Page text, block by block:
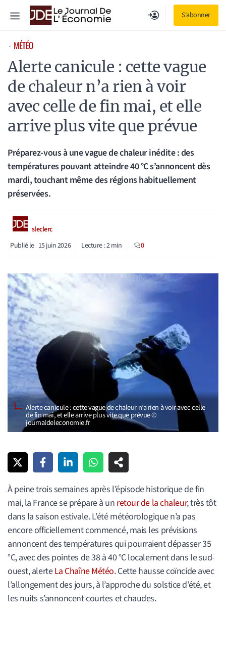
S'abonner
Menu
⋅ MÉTÉO
Alerte canicule : cette vague
de chaleur n’a rien à voir
avec celle de fin mai, et elle
arrive plus vite que prévue
Préparez-vous à une vague de chaleur inédite : des
températures pouvant atteindre 40 °C s’annoncent dès
mardi, touchant même des régions habituellement
préservées.
sleclerc
Publié le 15 juin 2026 Lecture :2min 0
Alerte canicule : cette vague de chaleur n’a rien à voir avec celle
de fin mai, et elle arrive plus vite que prévue ©
journaldeleconomie.fr
À peine trois semaines après l’épisode historique de fin
mai, la France se prépare à un retour de la chaleur, très tôt
dans la saison estivale. L’été météorologique n’a pas
encore officiellement commencé, mais les prévisions
annoncent des températures qui pourraient dépasser 35
°C, avec des pointes de 38 à 40 °C localement dans le sud-
ouest, alerteLa Chaîne Météo. Cette hausse coïncide avec
l’allongement des jours, à l’approche du solstice d’été, et
les nuits s’annoncent courtes et chaudes.